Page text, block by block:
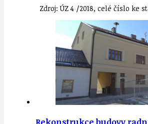
Zdroj: ÚZ 4 /2018, celé číslo ke